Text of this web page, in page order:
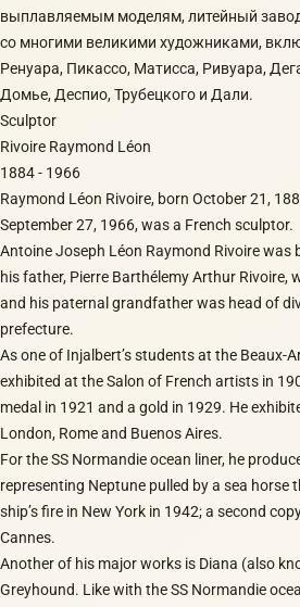
выплавляемым моделям, литейный
со многими великими художниками,
Ренуара, Пикассо, Матисса, Ривуара,
Домье, Деспио, Трубецкого и Дали.
Sculptor
Rivoire Raymond Léon
1884 - 1966
Raymond Léon Rivoire, born October 21,
September 27, 1966, was a French sculptor.
Antoine Joseph Léon Raymond Rivoire was
his father, Pierre Barthélemy Arthur Rivoire,
and his paternal grandfather was head of
prefecture.
As one of Injalbert’s students at the Beaux-
exhibited at the Salon of French artists in
medal in 1921 and a gold in 1929. He
London, Rome and Buenos Aires.
For the SS Normandie ocean liner, he
representing Neptune pulled by a sea horse
ship’s fire in New York in 1942; a second
Cannes.
Another of his major works is Diana (also
Greyhound. Like with the SS Normandie